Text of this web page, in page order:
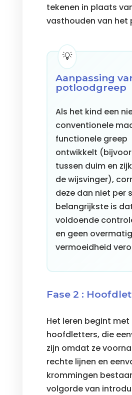
tekenen in plaats
vasthouden van het
Aanpassing
potloodgreep
Als het kind een
conventionele
functionele greep
ontwikkelt
tussen duim en
de wijsvinger),
deze dan niet per
belangrijkste is
voldoende
en geen
vermoeidheid
Fase 2 :
Het leren begint met
hoofdletters, die
zijn omdat ze
rechte lijnen en
krommingen
volgorde van